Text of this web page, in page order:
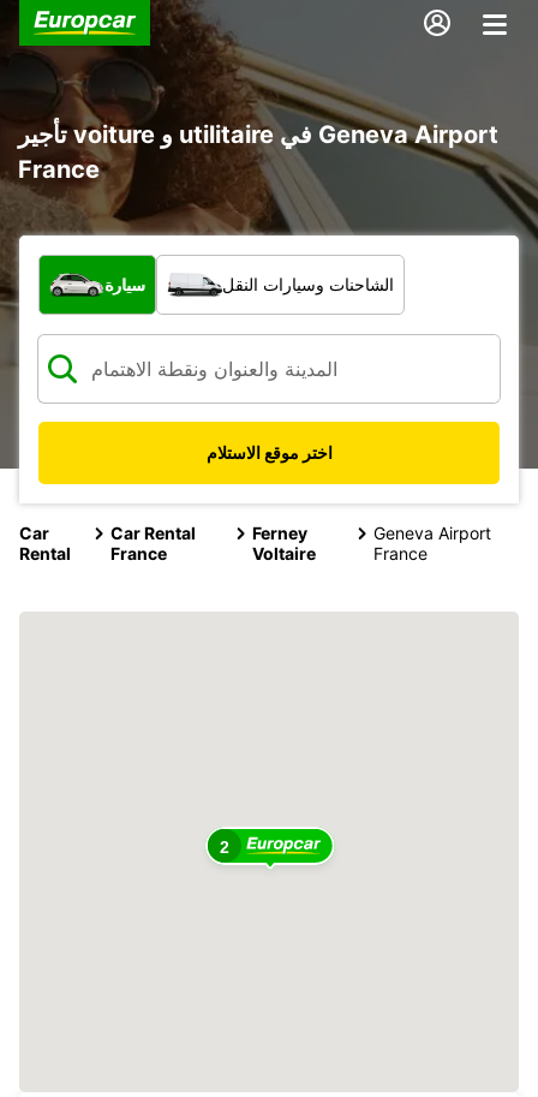
تأجير voiture و utilitaire في Geneva Airport
France
ما نوع المركبة؟
سيارة الشاحنات وسيارات النقل
اختر موقع الاستلام
Car
Rental
Car Rental
France
Ferney
Voltaire
Geneva Airport
France
2